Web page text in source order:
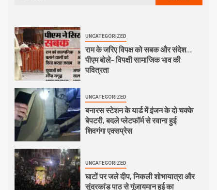
UNCATEGORIZED
राम के जरिए विपक्ष को सबक और संदेश…
पीएम बोले- विपक्षी सामाजिक भाव की
पवित्रता
UNCATEGORIZED
बनारस स्टेशन के यार्ड में इंजन के दो चक्के
बेपटरी, बदले प्लेटफॉर्म से रवाना हुई
शिवगंगा एक्सप्रेस
UNCATEGORIZED
घाटों पर जले दीप, निकली शोभायात्रा और
सुंदरकांड पाठ से गूंजायमान हुई का